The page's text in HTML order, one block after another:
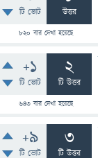
টি ভোট উত্তর
820 বার দেখা হয়েছে
+1
টি ভোট
2
টি উত্তর
643বার দেখা হয়েছে
+9
টি ভোট
3
টি উত্তর